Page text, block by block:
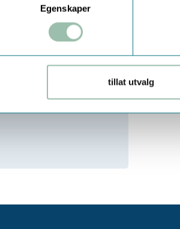
Egenskaper
tillat utvalg
VANNMÅLER